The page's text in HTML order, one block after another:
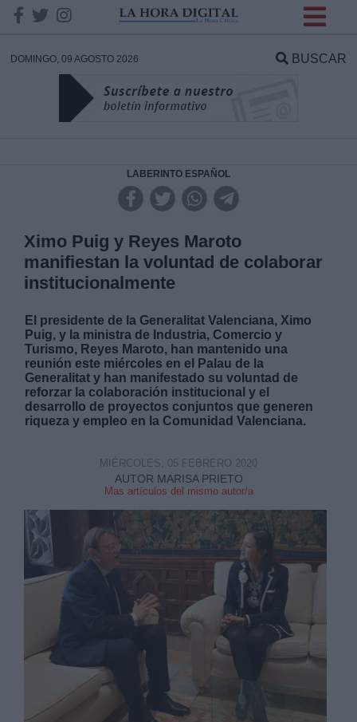
DOMINGO, 09 AGOSTO 2026 BUSCAR
LABERINTO ESPAÑOL
Ximo Puig y Reyes Maroto
manifiestan la voluntad de colaborar
institucionalmente
El presidente de la Generalitat Valenciana, Ximo
Puig, y la ministra de Industria, Comercio y
Turismo, Reyes Maroto, han mantenido una
reunión este miércoles en el Palau de la
Generalitat y han manifestado su voluntad de
reforzar la colaboración institucional y el
desarrollo de proyectos conjuntos que generen
riqueza y empleo en la Comunidad Valenciana.
AUTOR MARISA PRIETO
Mas artículos del mismo autor/a
MIÉRCOLES, 05 FEBRERO 2020
DATOS
Responsable:
Legitimación:
Destinatarios:
Información adicional